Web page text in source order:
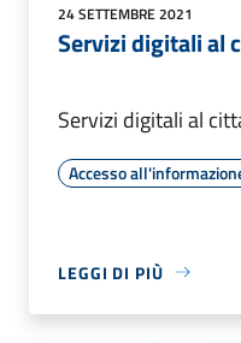
24 SETTEMBRE 2021
Servizi digitali al
Servizi digitali al
Accesso
LEGGI DI PIÙ